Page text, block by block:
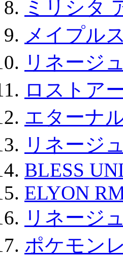
ミリシタ
メイプル
リネージ
ロストア
エターナ
リネージ
BLESS
ELYON
リネージ
ポケモン